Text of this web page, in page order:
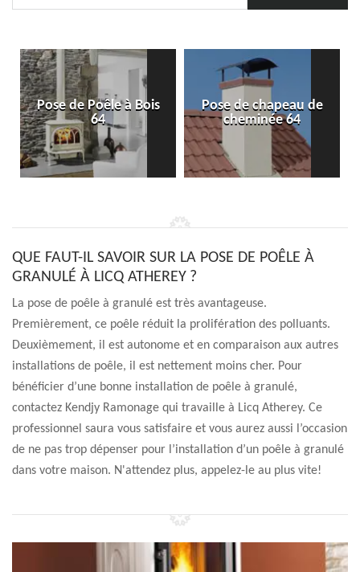
Pose de Poêle à Bois
64
Pose de chapeau de
cheminée 64
QUE FAUT-IL SAVOIR SUR LA POSE DE POÊLE À
GRANULÉ À LICQ ATHEREY ?
La pose de poêle à granulé est très avantageuse.
Premièrement, ce poêle réduit la prolifération des polluants.
Deuxièmement, il est autonome et en comparaison aux autres
installations de poêle, il est nettement moins cher. Pour
bénéficier d’une bonne installation de poêle à granulé,
contactez Kendjy Ramonage qui travaille à Licq Atherey. Ce
professionnel saura vous satisfaire et vous aurez aussi l’occasion
de ne pas trop dépenser pour l’installation d’un poêle à granulé
dans votre maison. N'attendez plus, appelez-le au plus vite!